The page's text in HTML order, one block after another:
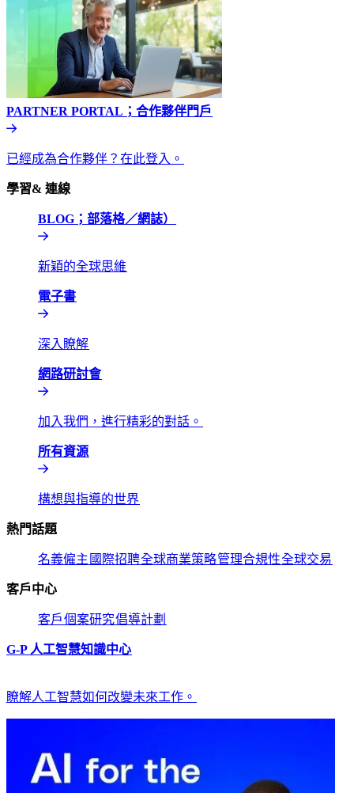
PARTNER PORTAL；合作夥伴門戶​​
已經成為合作夥伴？在此登入。​​
學習& 連線​​
BLOG；部落格／網誌）​​
新穎的全球思維​​
電子書​​
深入瞭解​​
網路研討會​​
加入我們，進行精彩的對話。​​
所有資源​​
構想與指導的世界​​
熱門話題​​
名義僱主​​ 國際招聘​​全球商業策略​​管理合規性​​全球交易​​
客戶中心​​
客戶​​個案研究​​倡導計劃​​
G-P 人工智慧知識中心​​
瞭解人工智慧如何改變未來工作。​​